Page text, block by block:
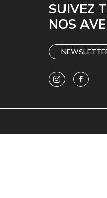
SUIVEZ
NOS